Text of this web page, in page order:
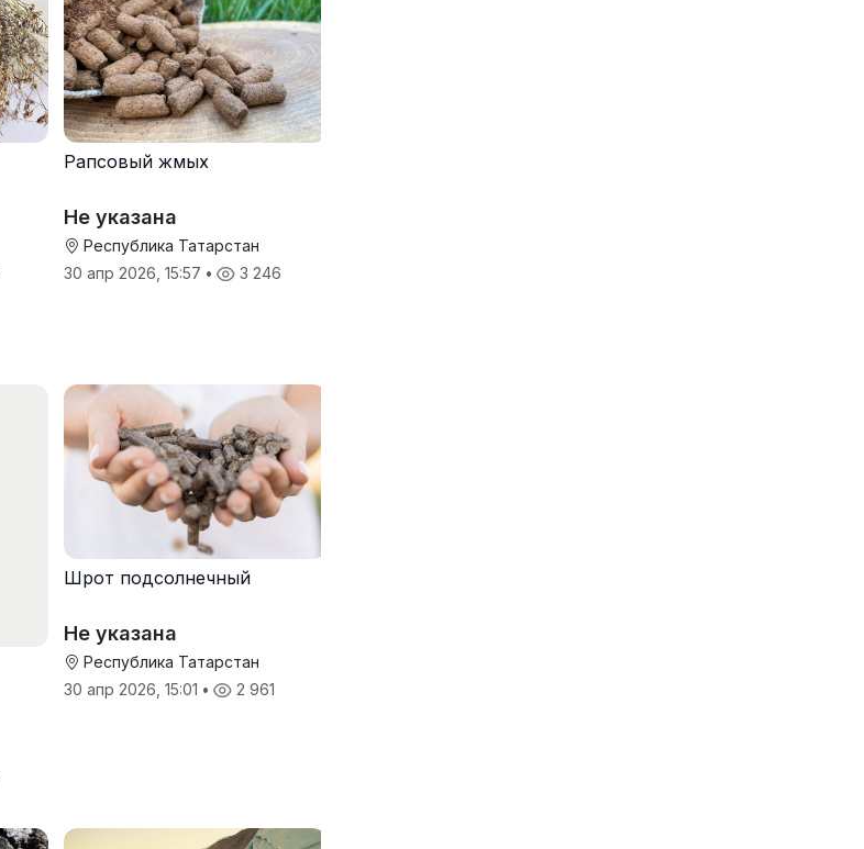
Рапсовый жмых
Не указана
Республика Татарстан
30 апр 2026, 15:57 • 3 246
Шрот подсолнечный
Не указана
Республика Татарстан
30 апр 2026, 15:01 • 2 961